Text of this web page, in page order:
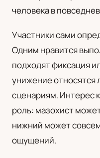
человека в
Участники сами
Одним нравится
подходят фиксация
унижение относятся
сценариям. Интерес
роль: мазохист
нижний может
ощущений.